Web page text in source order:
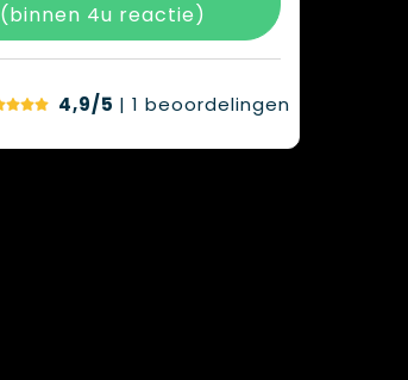
(binnen 4u reactie)
4,9/5 | 1 beoordelingen